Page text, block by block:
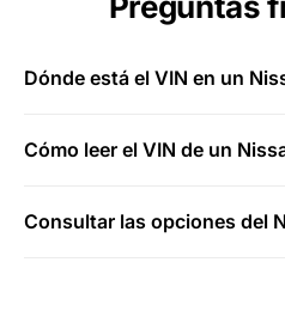
Dónde está el VIN en un
Cómo leer el VIN de un
Consultar las opciones del